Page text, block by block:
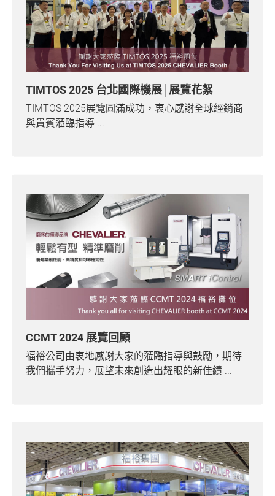
TIMTOS 2025 台北國際機展│展覽花絮
TIMTOS 2025展覽圓滿成功，衷心感謝全球經銷商
與貴賓蒞臨指導 ...
CCMT 2024 展覽回顧
福裕公司由衷地感謝大家的蒞臨指導與鼓勵，期待
我們攜手努力，展望未來創造出耀眼的新佳績 ...